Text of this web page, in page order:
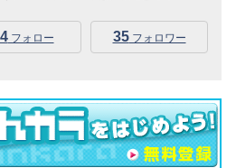
フォロー 35フォロワー